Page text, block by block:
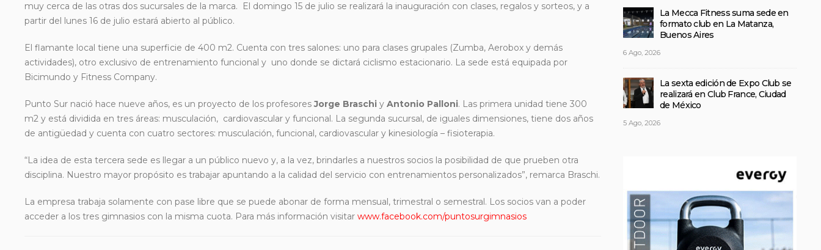
muy cerca de las otras dos sucursales de la marca. El domingo 15 de julio se realizará la inauguración con clases, regalos y sorteos, y a
partir del lunes 16 de julio estará abierto al público.
El flamante local tiene una superficie de 400 m2. Cuenta con tres salones: uno para clases grupales (Zumba, Aerobox y demás
actividades), otro exclusivo de entrenamiento funcional y uno donde se dictará ciclismo estacionario. La sede está equipada por
Bicimundo y Fitness Company.
Punto Sur nació hace nueve años, es un proyecto de los profesoresJorge Braschi y Antonio Palloni. Las primera unidad tiene 300
m2 y está dividida en tres áreas: musculación, cardiovascular y funcional. La segunda sucursal, de iguales dimensiones, tiene dos años
de antigüedad y cuenta con cuatro sectores: musculación, funcional, cardiovascular y kinesiología – fisioterapia.
“La idea de esta tercera sede es llegar a un público nuevo y, a la vez, brindarles a nuestros socios la posibilidad de que prueben otra
disciplina. Nuestro mayor propósito es trabajar apuntando a la calidad del servicio con entrenamientos personalizados”, remarca Braschi.
La empresa trabaja solamente con pase libre que se puede abonar de forma mensual, trimestral o semestral. Los socios van a poder
acceder a los tres gimnasios con la misma cuota. Para más información visitar www.facebook.com/puntosurgimnasios
La Mecca Fitness suma sede en
formato club en La Matanza,
Buenos Aires
6 Ago, 2026
La sexta edición de Expo Club se
realizará en Club France, Ciudad
de México
5 Ago, 2026